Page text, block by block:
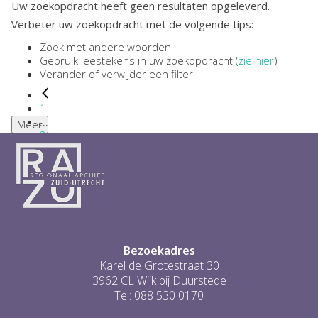
Uw zoekopdracht heeft geen resultaten opgeleverd.
Verbeter uw zoekopdracht met de volgende tips:
Zoek met andere woorden
Gebruik leestekens in uw zoekopdracht (zie hier)
Verander of verwijder een filter
1
...
2
3
4
5
6
...
Meer
Bezoekadres
Karel de Grotestraat 30
3962 CL Wijk bij Duurstede
Tel: 088 530 0170